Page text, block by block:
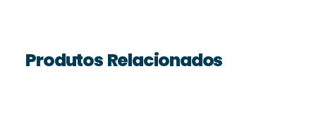
Produtos Relacionados